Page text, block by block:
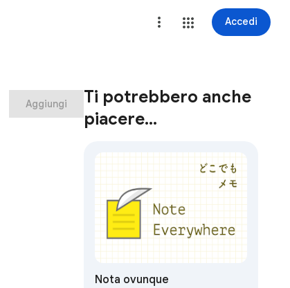
Accedi
Aggiungi
Ti potrebbero anche
piacere…
Nota ovunque